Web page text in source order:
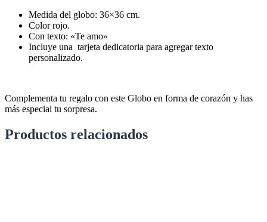
Medida del globo: 36×36 cm.
Color rojo.
Con texto: «Te amo»
Incluye una tarjeta dedicatoria para agregar texto
personalizado.
Complementa tu regalo con este Globo en forma de corazón y has
más especial tu sorpresa.
Productos relacionados